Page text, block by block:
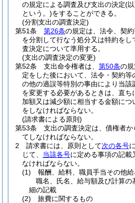
の規定による調査及び支出の決定(
という。)をすることができる。
(分割支出の調査決定)
第51条
第26条の規定は、法令、契
を分割して行なう処分又は特約をし
査決定について準用する。
(支出の調査決定の変更)
第52条
支出命令権者は、 第50条の
定をした後において、法令・契約等
の他の過誤等特別の事由により当該
を変更する必要があるときは、直
加額又は減少額に相当する金額につ
をしなければならない。
(請求書による原則)
第53条
支出の調査決定は、債権者
てしなければならない。
2
請求書には、原則として次の各号
じて、 当該各号に定める事項の記載
なければならない。
(1)
報酬、給料、職員手当その他
職名、氏名、給与額及び計算の
細の記載
(2)
旅費に関するもの